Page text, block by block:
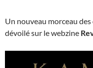
Un nouveau morceau
dévoilé sur le webzine